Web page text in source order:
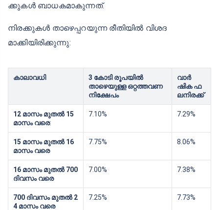
ക്കുകള്‍ ബാധകമാകുന്നത്.
നിരക്കുകൾ താഴെപ്പറയുന്ന രീതിയിൽ വിശദ
മാക്കിയിരിക്കുന്നു:
കാലാവധി
3 കോടി രൂപയിൽ
താഴെയുള്ള ഒറ്റത്തവണ
നിക്ഷേപം
വാർ
ഷിക ഫ
ലനിരക്ക്
12 മാസം മുതൽ 15
മാസം വരെ:
7.10% 7.29%
15 മാസം മുതൽ 16
മാസം വരെ
7.75% 8.06%
16 മാസം മുതല്‍ 700
ദിവസം വരെ
7.00% 7.38%
700 ദിവസം മുതൽ 2
4 മാസം വരെ
7.25% 7.73%